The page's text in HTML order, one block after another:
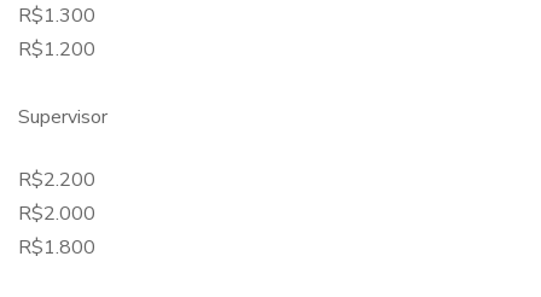
R$1.300
R$1.200
Supervisor
R$2.200
R$2.000
R$1.800